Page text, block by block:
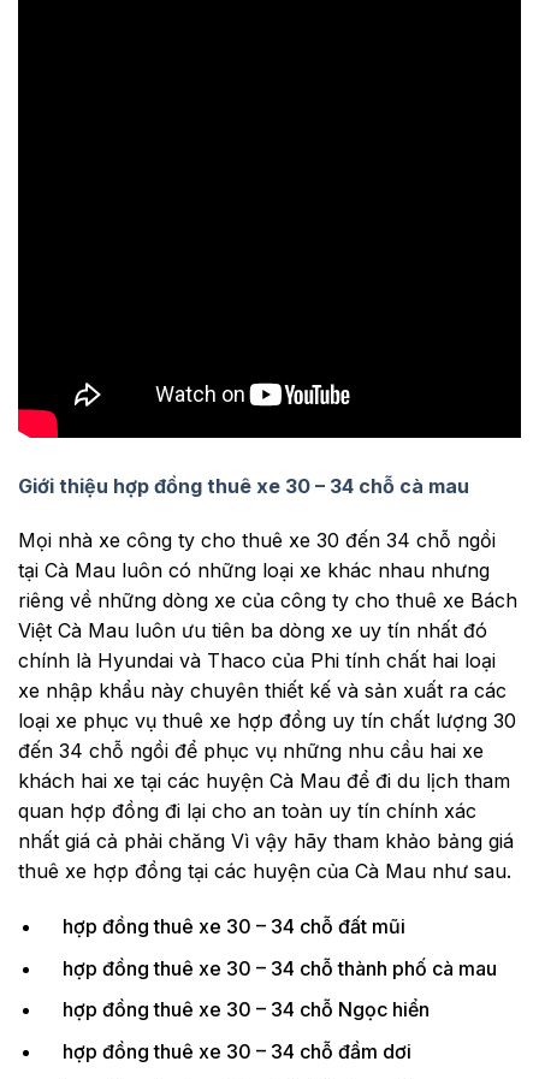
Giới thiệu hợp đồng thuê xe 30 – 34 chỗ cà mau
Mọi nhà xe công ty cho thuê xe 30 đến 34 chỗ ngồi
tại Cà Mau luôn có những loại xe khác nhau nhưng
riêng về những dòng xe của công ty cho thuê xe Bách
Việt Cà Mau luôn ưu tiên ba dòng xe uy tín nhất đó
chính là Hyundai và Thaco của Phi tính chất hai loại
xe nhập khẩu này chuyên thiết kế và sản xuất ra các
loại xe phục vụ thuê xe hợp đồng uy tín chất lượng 30
đến 34 chỗ ngồi để phục vụ những nhu cầu hai xe
khách hai xe tại các huyện Cà Mau để đi du lịch tham
quan hợp đồng đi lại cho an toàn uy tín chính xác
nhất giá cả phải chăng Vì vậy hãy tham khảo bảng giá
thuê xe hợp đồng tại các huyện của Cà Mau như sau.
hợp đồng thuê xe 30 – 34 chỗ đất mũi
hợp đồng thuê xe 30 – 34 chỗ thành phố cà mau
hợp đồng thuê xe 30 – 34 chỗ Ngọc hiển
hợp đồng thuê xe 30 – 34 chỗ đầm dơi